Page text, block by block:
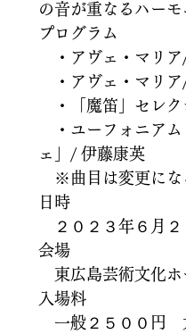
の音が重なるハー
プログラム
・アヴェ・マリア
・アヴェ・マリア
・「魔笛」セレ
・ユーフォニアム
ェ」/ 伊藤康英　　
※曲目は変更にな
日時
２０２３年６月２
会場
東広島芸術文化ホ
入場料
一般２５００円　